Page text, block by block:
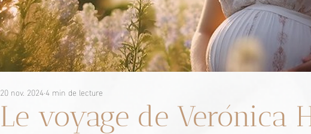
Le voyage de Verónica
20 nov. 20244 min de lecture